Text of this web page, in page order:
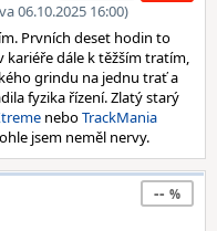
06.10.2025 16:00)
Prvních deset hodin to
kariéře dále k těžším tratím,
grindu na jednu trať a
fyzika řízení. Zlatý starý
neboTrackMania
jsem neměl nervy.
--